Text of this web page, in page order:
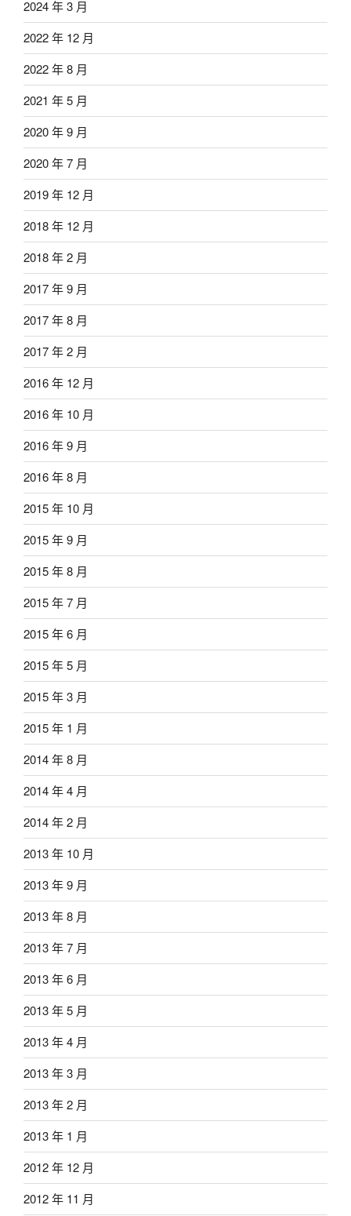
2024 年 3 月
2022 年 12 月
2022 年 8 月
2021 年 5 月
2020 年 9 月
2020 年 7 月
2019 年 12 月
2018 年 12 月
2018 年 2 月
2017 年 9 月
2017 年 8 月
2017 年 2 月
2016 年 12 月
2016 年 10 月
2016 年 9 月
2016 年 8 月
2015 年 10 月
2015 年 9 月
2015 年 8 月
2015 年 7 月
2015 年 6 月
2015 年 5 月
2015 年 3 月
2015 年 1 月
2014 年 8 月
2014 年 4 月
2014 年 2 月
2013 年 10 月
2013 年 9 月
2013 年 8 月
2013 年 7 月
2013 年 6 月
2013 年 5 月
2013 年 4 月
2013 年 3 月
2013 年 2 月
2013 年 1 月
2012 年 12 月
2012 年 11 月